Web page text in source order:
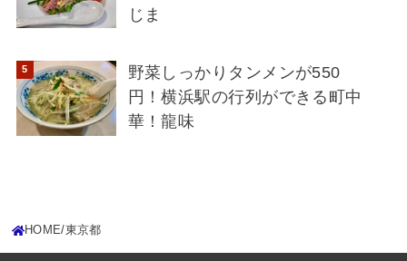
じま
野菜しっかりタンメンが550
円！横浜駅の行列ができる町中
華！龍味
HOME 東京都